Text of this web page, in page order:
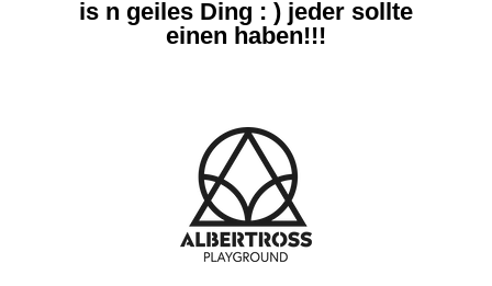
is n geiles Ding : ) jeder sollte
einen haben!!!